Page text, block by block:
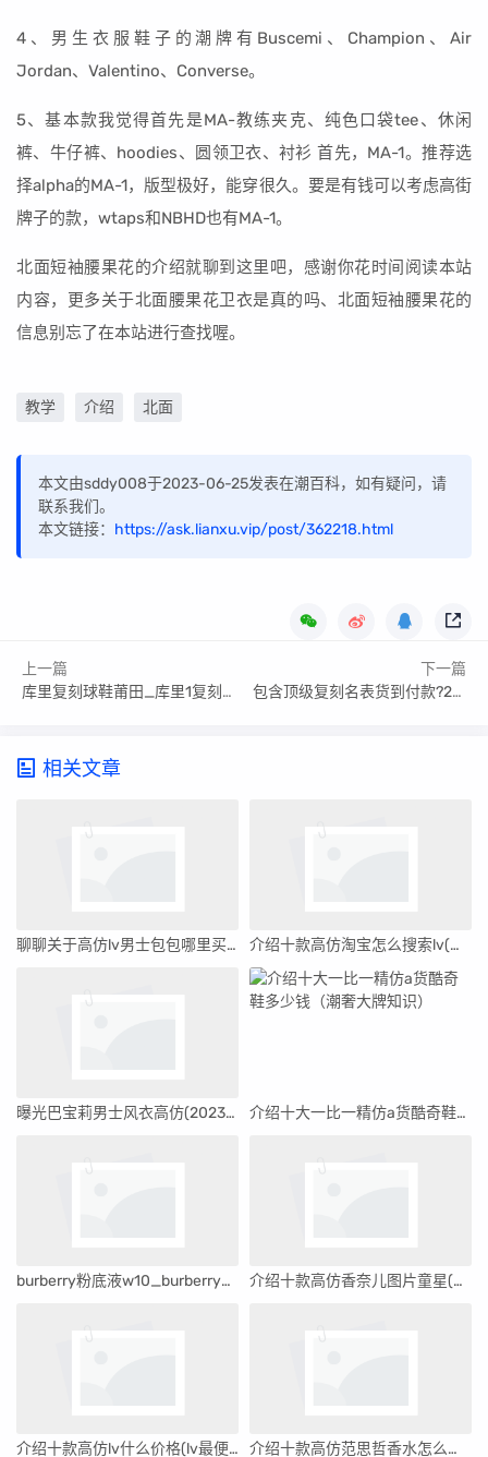
4、男生衣服鞋子的潮牌有Buscemi、Champion、Air
Jordan、Valentino、Converse。
5、基本款我觉得首先是MA-教练夹克、纯色口袋tee、休闲
裤、牛仔裤、hoodies、圆领卫衣、衬衫 首先，MA-1。推荐选
择alpha的MA-1，版型极好，能穿很久。要是有钱可以考虑高街
牌子的款，wtaps和NBHD也有MA-1。
北面短袖腰果花的介绍就聊到这里吧，感谢你花时间阅读本站
内容，更多关于北面腰果花卫衣是真的吗、北面短袖腰果花的
信息别忘了在本站进行查找喔。
教学 介绍 北面
本文由sddy008于2023-06-25发表在潮百科，如有疑问，请
联系我们。
本文链接： https://ask.lianxu.vip/post/362218.html
上一篇
库里复刻球鞋莆田_库里1复刻和原版有什么区别
下一篇
包含顶级复刻名表货到付款?2023全新渠道和注意事项的词条
相关文章
聊聊关于高仿lv男士包包哪里买(答案揭晓) 介绍十款高仿淘宝怎么搜索lv(淘宝怎么搜索两年前的订单)
曝光巴宝莉男士风衣高仿(2023更新中) 介绍十大一比一精仿a货酷奇鞋多少钱（潮奢大牌知识）
burberry粉底液w10_burberry的粉底液 介绍十款高仿香奈儿图片童星(演员香奈儿长大图片)
介绍十款高仿lv什么价格(lv最便宜多少钱) 介绍十款高仿范思哲香水怎么样(范思哲香水官网价格)